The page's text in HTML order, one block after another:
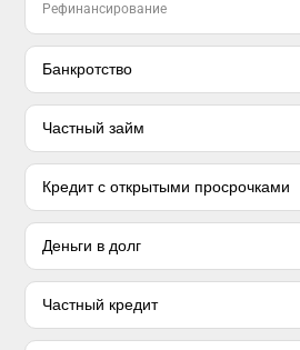
Рефинансирование
Банкротство
Частный займ
Кредит с открытыми просрочками
Деньги в долг
Частный кредит